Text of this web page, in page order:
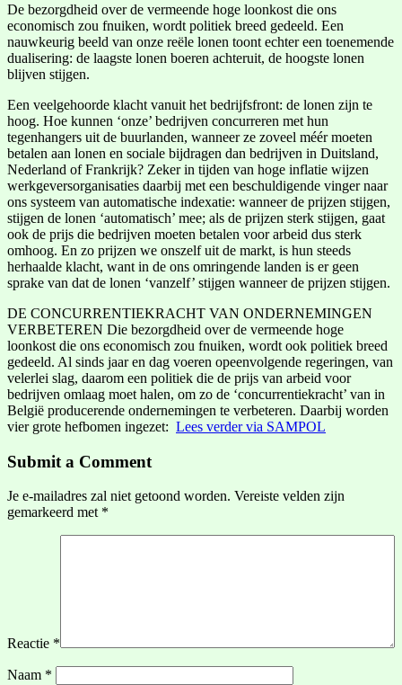
De bezorgdheid over de vermeende hoge loonkost die ons
economisch zou fnuiken, wordt politiek breed gedeeld. Een
nauwkeurig beeld van onze reële lonen toont echter een toenemende
dualisering: de laagste lonen boeren achteruit, de hoogste lonen
blijven stijgen.
Een veelgehoorde klacht vanuit het bedrijfsfront: de lonen zijn te
hoog. Hoe kunnen ‘onze’ bedrijven concurreren met hun
tegenhangers uit de buurlanden, wanneer ze zoveel méér moeten
betalen aan lonen en sociale bijdragen dan bedrijven in Duitsland,
Nederland of Frankrijk? Zeker in tijden van hoge inflatie wijzen
werkgeversorganisaties daarbij met een beschuldigende vinger naar
ons systeem van automatische indexatie: wanneer de prijzen stijgen,
stijgen de lonen ‘automatisch’ mee; als de prijzen sterk stijgen, gaat
ook de prijs die bedrijven moeten betalen voor arbeid dus sterk
omhoog. En zo prijzen we onszelf uit de markt, is hun steeds
herhaalde klacht, want in de ons omringende landen is er geen
sprake van dat de lonen ‘vanzelf’ stijgen wanneer de prijzen stijgen.
DE CONCURRENTIEKRACHT VAN ONDERNEMINGEN
VERBETEREN Die bezorgdheid over de vermeende hoge
loonkost die ons economisch zou fnuiken, wordt ook politiek breed
gedeeld. Al sinds jaar en dag voeren opeenvolgende regeringen, van
velerlei slag, daarom een politiek die de prijs van arbeid voor
bedrijven omlaag moet halen, om zo de ‘concurrentiekracht’ van in
België producerende ondernemingen te verbeteren. Daarbij worden
vier grote hefbomen ingezet: Lees verder via SAMPOL
Submit a Comment
Je e-mailadres zal niet getoond worden. Vereiste velden zijn
gemarkeerd met *
Reactie *
Naam *